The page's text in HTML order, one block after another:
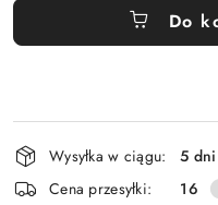
Do
Dostępność
i
dostawa
Wysyłka w ciągu:
5 dni
Cena przesyłki:
16